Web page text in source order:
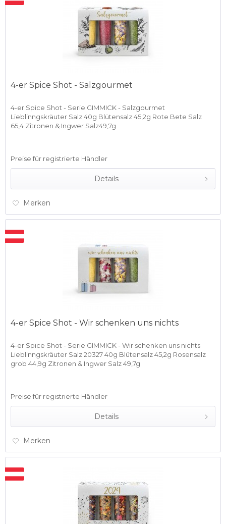
4-er Spice Shot - Salzgourmet
4-er Spice Shot - Serie GIMMICK - Salzgourmet
Lieblinngskräuter Salz 40g Blütensalz 45,2g Rote Bete Salz
65,4 Zitronen & Ingwer Salz49,7g
Preise für registrierte Händler
Details
Merken
4-er Spice Shot - Wir schenken uns nichts
4-er Spice Shot - Serie GIMMICK - Wir schenken uns nichts
Lieblinngskräuter Salz 20327 40g Blütensalz 45,2g Rosensalz
grob 44,9g Zitronen & Ingwer Salz 49,7g
Preise für registrierte Händler
Details
Merken